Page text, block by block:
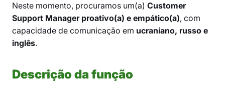
Neste momento, procuramos um(a) Customer
Support Manager proativo(a) e empático(a), com
capacidade de comunicação em ucraniano, russo e
inglês.
Descrição da função